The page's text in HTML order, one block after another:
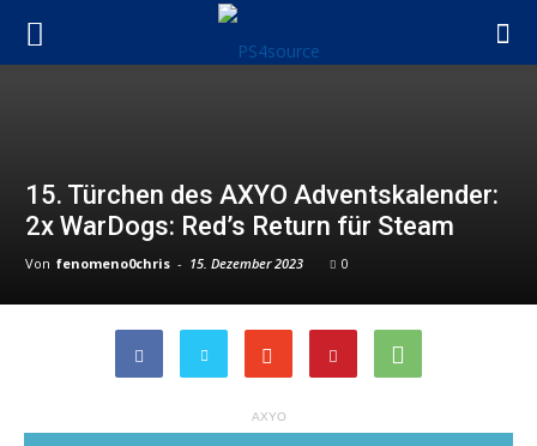
15. Türchen des AXYO Adventskalender:
2x WarDogs: Red’s Return für Steam
Von fenomeno0chris - 15. Dezember 2023 0
AXYO